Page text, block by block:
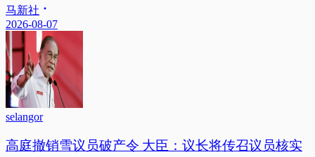
马新社
2026-08-07
selangor
高庭撤销雪议员破产令 大臣：议长将传召议员核实